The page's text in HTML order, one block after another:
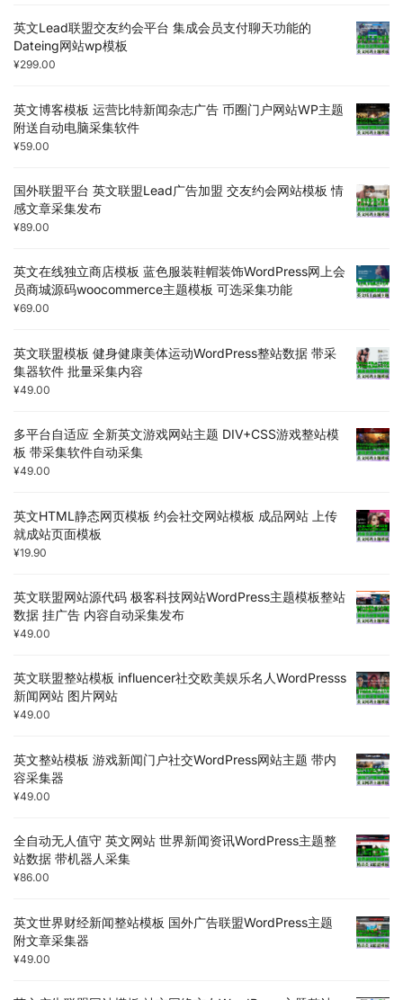
英文Lead联盟交友约会平台 集成会员支付聊天功能的
Dateing网站wp模板
¥299.00
英文博客模板 运营比特新闻杂志广告 币圈门户网站WP主题
附送自动电脑采集软件
¥59.00
国外联盟平台 英文联盟Lead广告加盟 交友约会网站模板 情
感文章采集发布
¥89.00
英文在线独立商店模板 蓝色服装鞋帽装饰WordPress网上会
员商城源码woocommerce主题模板 可选采集功能
¥69.00
英文联盟模板 健身健康美体运动WordPress整站数据 带采
集器软件 批量采集内容
¥49.00
多平台自适应 全新英文游戏网站主题 DIV+CSS游戏整站模
板 带采集软件自动采集
¥49.00
英文HTML静态网页模板 约会社交网站模板 成品网站 上传
就成站页面模板
¥19.90
英文联盟网站源代码 极客科技网站WordPress主题模板整站
数据 挂广告 内容自动采集发布
¥49.00
英文联盟整站模板 influencer社交欧美娱乐名人WordPresss
新闻网站 图片网站
¥49.00
英文整站模板 游戏新闻门户社交WordPress网站主题 带内
容采集器
¥49.00
全自动无人值守 英文网站 世界新闻资讯WordPress主题整
站数据 带机器人采集
¥86.00
英文世界财经新闻整站模板 国外广告联盟WordPress主题
附文章采集器
¥49.00